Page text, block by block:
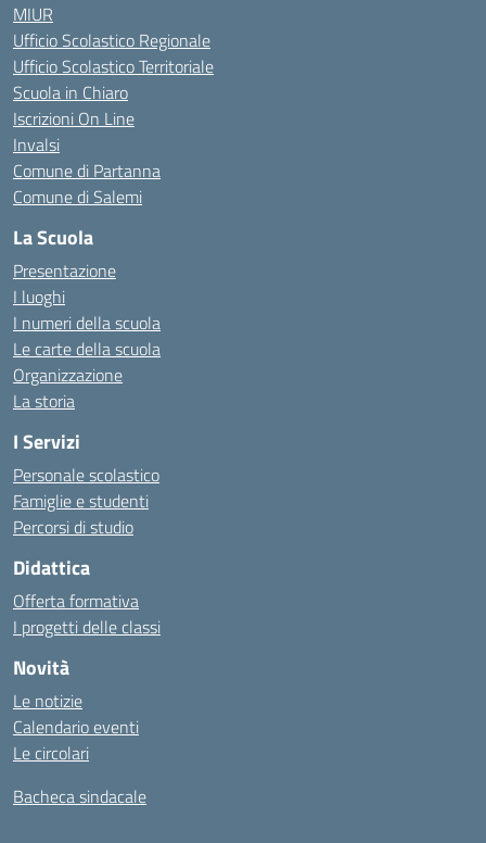
MIUR
Ufficio Scolastico Regionale
Ufficio Scolastico Territoriale
Scuola in Chiaro
Iscrizioni On Line
Invalsi
Comune di Partanna
Comune di Salemi
La Scuola
Presentazione
I luoghi
I numeri della scuola
Le carte della scuola
Organizzazione
La storia
I Servizi
Personale scolastico
Famiglie e studenti
Percorsi di studio
Didattica
Offerta formativa
I progetti delle classi
Novità
Le notizie
Calendario eventi
Le circolari
Bacheca sindacale